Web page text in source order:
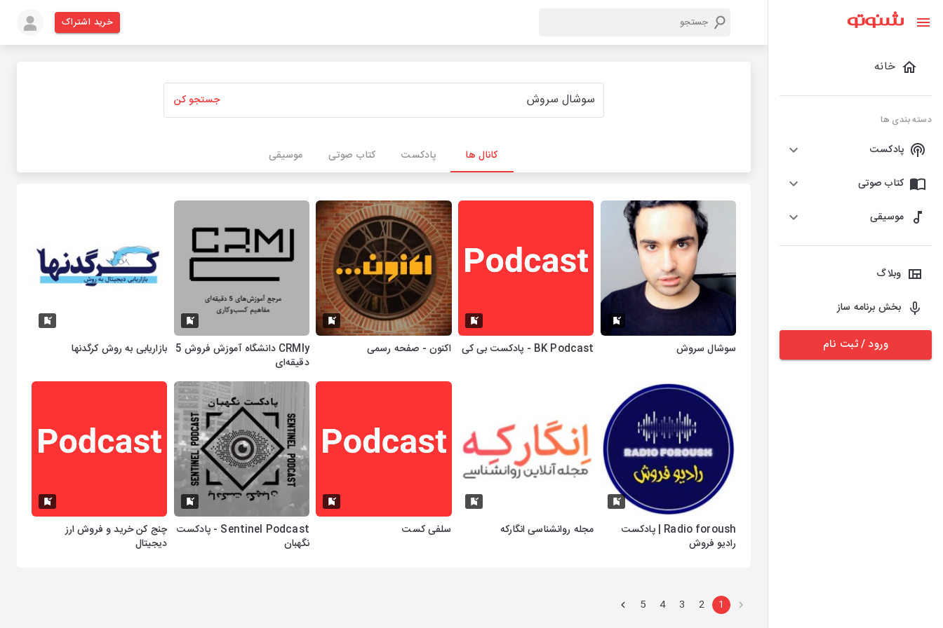
خانه
دسته بندی ها
پادکست
کتاب صوتی
موسیقی
وبلاگ
بخش برنامه ساز
ورود / ثبت نام
خرید اشتراک
جستجو کن
کانال ها پادکست کتاب صوتی موسیقی
سوشال سروش BK Podcast - پادکست بی کی اکنون - صفحه رسمی
CRMly دانشگاه آموزش فروش 5
دقیقه‌ای
بازاریابی به روش کرگدنها
Radio foroush | پادکست
رادیو فروش
مجله روانشناسی انگارکه سلفی کست
Sentinel Podcast - پادکست
نگهبان
چنج کن خرید و فروش ارز
دیجیتال
1
2
3
4
5